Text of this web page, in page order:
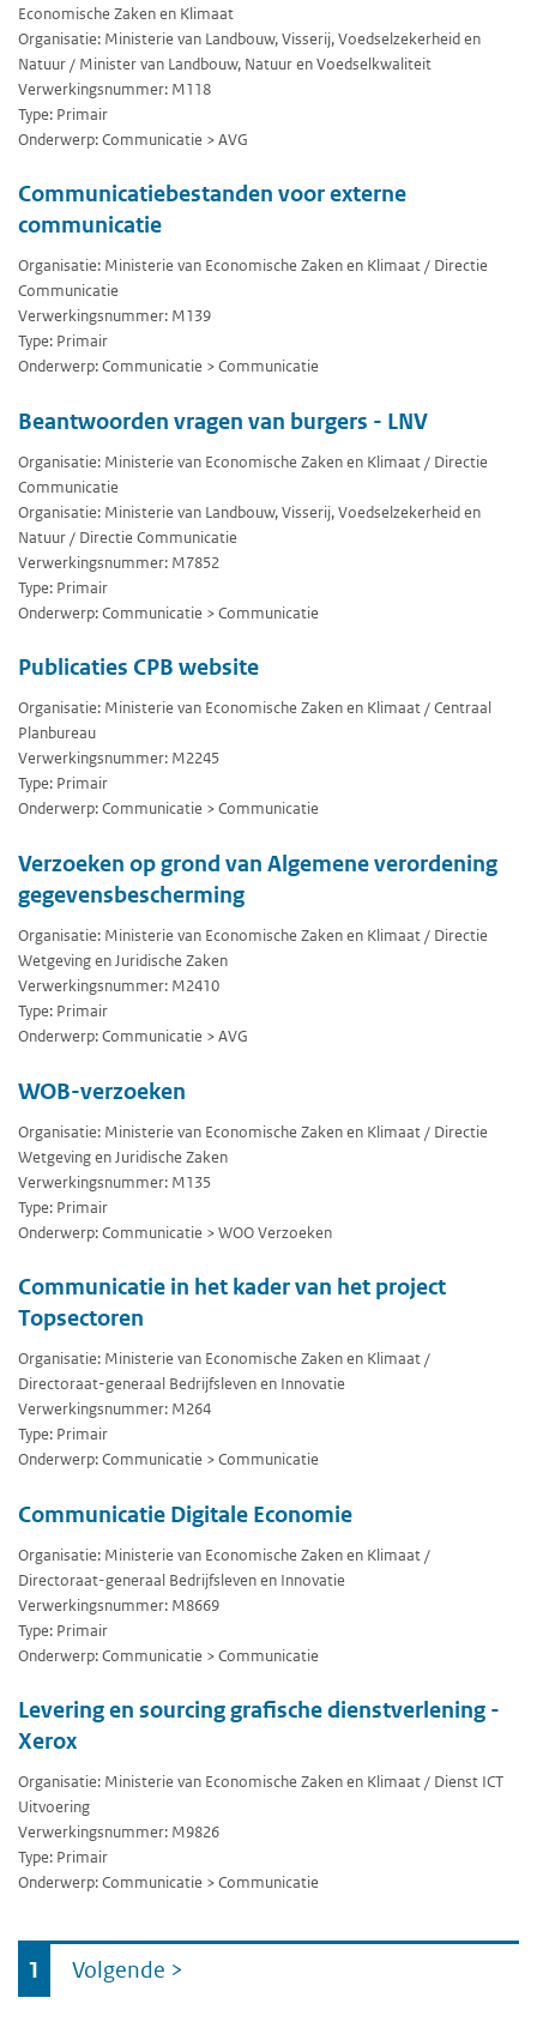
Economische Zaken en Klimaat
Organisatie: Ministerie van Landbouw, Visserij, Voedselzekerheid en
Natuur / Minister van Landbouw, Natuur en Voedselkwaliteit
Verwerkingsnummer: M118
Type: Primair
Onderwerp: Communicatie > AVG
Communicatiebestanden voor externe
communicatie
Organisatie: Ministerie van Economische Zaken en Klimaat / Directie
Communicatie
Verwerkingsnummer: M139
Type: Primair
Onderwerp: Communicatie > Communicatie
Beantwoorden vragen van burgers - LNV
Organisatie: Ministerie van Economische Zaken en Klimaat / Directie
Communicatie
Organisatie: Ministerie van Landbouw, Visserij, Voedselzekerheid en
Natuur / Directie Communicatie
Verwerkingsnummer: M7852
Type: Primair
Onderwerp: Communicatie > Communicatie
Publicaties CPB website
Organisatie: Ministerie van Economische Zaken en Klimaat / Centraal
Planbureau
Verwerkingsnummer: M2245
Type: Primair
Onderwerp: Communicatie > Communicatie
Verzoeken op grond van Algemene verordening
gegevensbescherming
Organisatie: Ministerie van Economische Zaken en Klimaat / Directie
Wetgeving en Juridische Zaken
Verwerkingsnummer: M2410
Type: Primair
Onderwerp: Communicatie > AVG
WOB-verzoeken
Organisatie: Ministerie van Economische Zaken en Klimaat / Directie
Wetgeving en Juridische Zaken
Verwerkingsnummer: M135
Type: Primair
Onderwerp: Communicatie > WOO Verzoeken
Communicatie in het kader van het project
Topsectoren
Organisatie: Ministerie van Economische Zaken en Klimaat /
Directoraat-generaal Bedrijfsleven en Innovatie
Verwerkingsnummer: M264
Type: Primair
Onderwerp: Communicatie > Communicatie
Communicatie Digitale Economie
Organisatie: Ministerie van Economische Zaken en Klimaat /
Directoraat-generaal Bedrijfsleven en Innovatie
Verwerkingsnummer: M8669
Type: Primair
Onderwerp: Communicatie > Communicatie
Levering en sourcing grafische dienstverlening -
Xerox
Organisatie: Ministerie van Economische Zaken en Klimaat / Dienst ICT
Uitvoering
Verwerkingsnummer: M9826
Type: Primair
Onderwerp: Communicatie > Communicatie
naar
1 Volgende >